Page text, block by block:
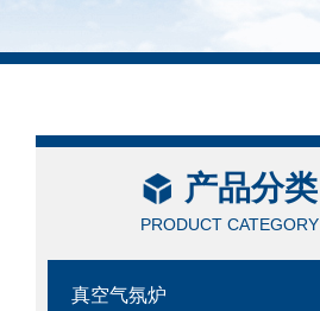
产品分类
PRODUCT CATEGORY
真空气氛炉